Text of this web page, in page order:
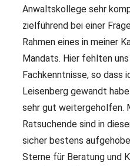
Anwaltskollege sehr
zielführend bei einer
Rahmen eines in meiner
Mandats. Hier fehlten
Fachkenntnisse, so dass
Leisenberg gewandt
sehr gut weitergeholfen.
Ratsuchende sind in
sicher bestens
Sterne für Beratung und